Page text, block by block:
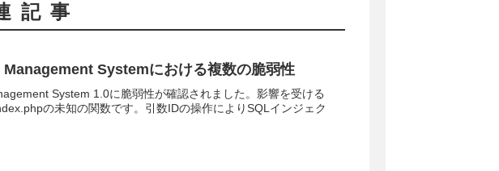
記事
Systemにおける複数の脆弱性
System 1.0に脆弱性が確認されました。影響を受ける
の未知の関数です。引数IDの操作によりSQLインジェク